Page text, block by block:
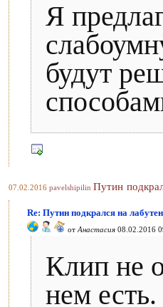
Я
будут
07.02.2016 pavelshipilin Путин
Re: Путин подкрался на
от Анастасия 08.02.2016
Клип не
нем